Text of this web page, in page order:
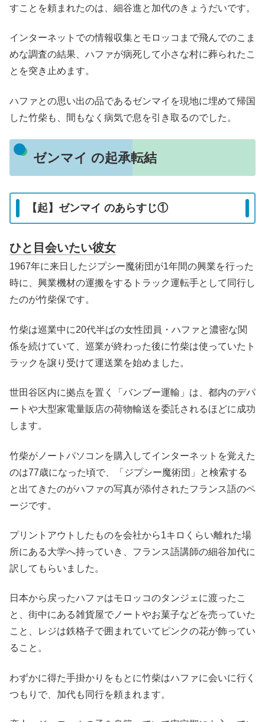
すことを頼まれたのは、細谷進と加代のきょうだいです。
インターネットでの情報収集とモロッコまで飛んでのこま
めな調査の結果、ハファが病死して小さな村に葬られたこ
とを突き止めます。
ハファとの思い出の品であるゼンマイを現地に埋めて帰国
した竹柴も、間もなく病気で息を引き取るのでした。
ゼンマイ の起承転結
【起】ゼンマイ のあらすじ①
ひと目会いたい彼女
1967年に来日したジプシー魔術団が1年間の興業を行った
時に、興業機材の運搬をするトラック運転手として同行し
たのが竹柴保です。
竹柴は巡業中に20代半ばの女性団員・ハファと濃密な関
係を続けていて、巡業が終わった後に竹柴は使っていたト
ラックを譲り受けて運送業を始めました。
世田谷区内に拠点を置く「バンブー運輸」は、都内のデパ
ートや大型家電量販店の荷物輸送を委託されるほどに成功
します。
竹柴がノートパソコンを購入してインターネットを覚えた
のは77歳になった頃で、「ジプシー魔術団」と検索する
と出てきたのがハファの写真が添付されたフランス語のペ
ージです。
プリントアウトしたものを会社から1キロくらい離れた場
所にある大学へ持っていき、フランス語講師の細谷加代に
訳してもらいました。
日本から戻ったハファはモロッコのタンジェに渡ったこ
と、街中にある雑貨屋でノートやお菓子などを売っていた
こと、レジは鉄格子で囲まれていてピンクの花が飾ってい
ること。
わずかに得た手掛かりをもとに竹柴はハファに会いに行く
つもりで、加代も同行を頼まれます。